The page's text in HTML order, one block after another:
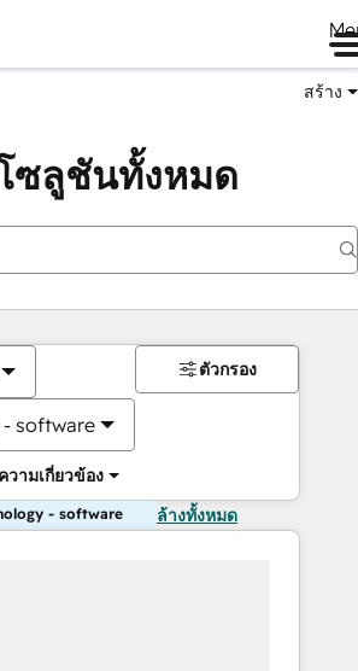
สร้าง
ซลูชันทั้งหมด
- software
ความเกี่ยวข้อง
ตัวกรอง
- software ล้างทั้งหมด